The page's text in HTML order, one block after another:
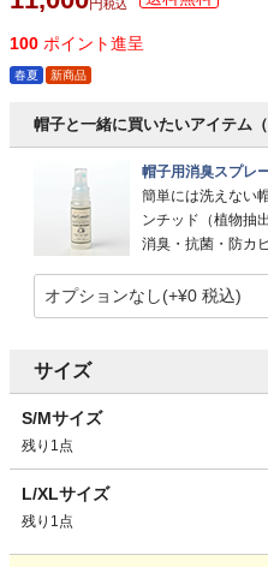
税込
100 ポイント進呈
春夏 新商品
帽子と一緒に買いたいアイテム（
帽子用消臭スプレ
簡単には洗えない
ンチッド（植物抽
消臭・抗菌・防カ
サイズ
S/Mサイズ
残り1点
L/XLサイズ
残り1点